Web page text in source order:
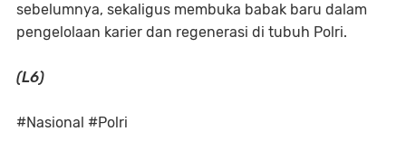
sebelumnya, sekaligus membuka babak baru dalam
pengelolaan karier dan regenerasi di tubuh Polri.
(L6)
#Nasional #Polri